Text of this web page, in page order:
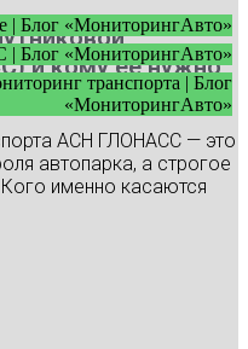
| Блог «МониторингАвто»
Блог «МониторингАвто»
транспорта | Блог
«МониторингАвто»
и кому ее нужно
АСН ГЛОНАСС — это
автопарка, а строгое
именно касаются